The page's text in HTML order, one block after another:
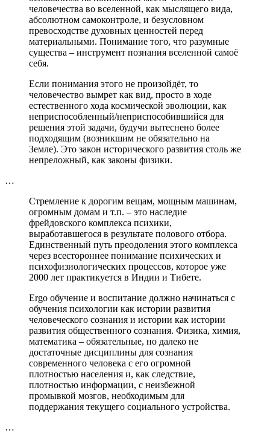
человечества во вселенной, как мыслящего вида,
абсолютном самоконтроле, и безусловном
превосходстве духовных ценностей перед
материальными. Понимание того, что разумные
существа – инструмент познания вселенной самоё
себя.
Если понимания этого не произойдёт, то
человечество вымрет как вид, просто в ходе
естественного хода космической эволюции, как
неприспособленный/неприспособившийся для
решения этой задачи, будучи вытеснено более
подходящим (возникшим не обязательно на
Земле). Это закон исторического развития столь же
непреложный, как законы физики.
…
Стремление к дорогим вещам, мощным машинам,
огромным домам и т.п. – это наследие
фрейдовского комплекса психики,
выработавшегося в результате полового отбора.
Единственный путь преодоления этого комплекса
через всестороннее понимание психических и
психофизиологических процессов, которое уже
2000 лет практикуется в Индии и Тибете.
Ergo обучение и воспитание должно начинаться с
обучения психологии как истории развития
человеческого сознания и истории как истории
развития общественного сознания. Физика, химия,
математика – обязательные, но далеко не
достаточные дисциплины для сознания
современного человека с его огромной
плотностью населения и, как следствие,
плотностью информации, с неизбежной
промывкой мозгов, необходимым для
поддержания текущего социального устройства.
…